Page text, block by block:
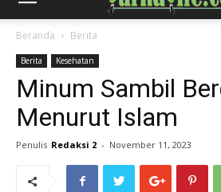
Beranda Berita
Berita Kesehatan
Minum Sambil
Menurut Islam
Penulis Redaksi 2 - November 11, 2023